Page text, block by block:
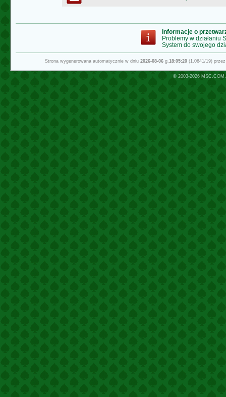
Informacje o
Problemy w działaniu
System do swojego
Strona wygenerowana automatycznie w dniu 2026-08-06g.18:05:20(1.0641/19)
© 2003-2026